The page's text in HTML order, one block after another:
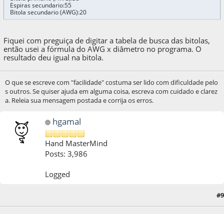
Espiras secundario:55
Bitola secundario (AWG):20
Fiquei com preguiça de digitar a tabela de busca das bitolas,
então usei a fórmula do AWG x diâmetro no programa. O
resultado deu igual na bitola.
O que se escreve com "facilidade" costuma ser lido com dificuldade pelo
s outros. Se quiser ajuda em alguma coisa, escreva com cuidado e clarez
a. Releia sua mensagem postada e corrija os erros.
hgamal
Hand MasterMind
Posts: 3,986
Logged
#9